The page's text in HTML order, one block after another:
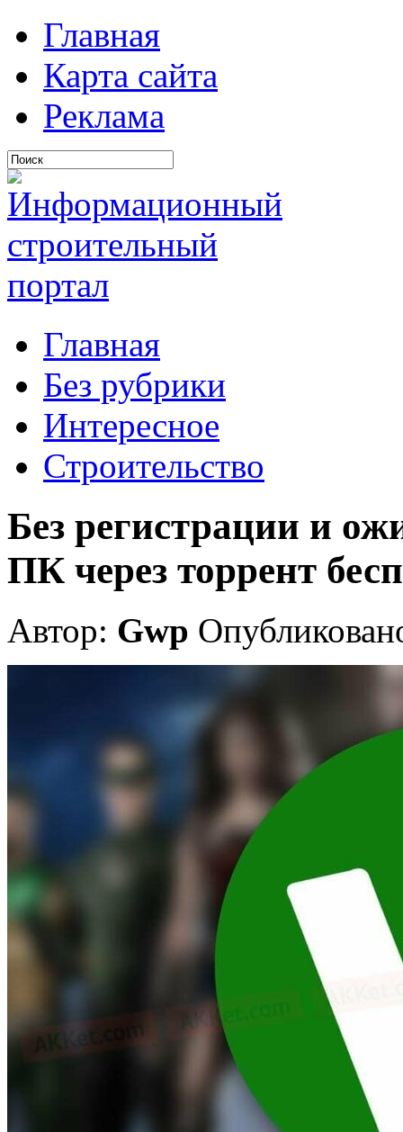
Главная
Карта сайта
Реклама
Главная
Без рубрики
Интересное
Строительство
Без регистрации и
ПК через торрент
Автор: Gwp